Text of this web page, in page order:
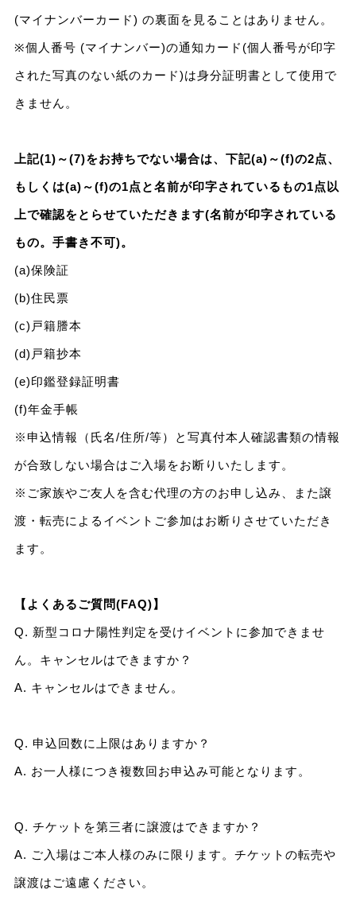
(マイナンバーカード) の裏面を見ることはありません。
※個人番号 (マイナンバー)の通知カード(個人番号が印字
された写真のない紙のカード)は身分証明書として使用で
きません。
上記(1)～(7)をお持ちでない場合は、下記(a)～(f)の2点、
もしくは(a)～(f)の1点と名前が印字されているもの1点以
上で確認をとらせていただきます(名前が印字されている
もの。手書き不可)。
(a)保険証
(b)住民票
(c)戸籍謄本
(d)戸籍抄本
(e)印鑑登録証明書
(f)年金手帳
※申込情報（氏名/住所/等）と写真付本人確認書類の情報
が合致しない場合はご入場をお断りいたします。
※ご家族やご友人を含む代理の方のお申し込み、また譲
渡・転売によるイベントご参加はお断りさせていただき
ます。
【よくあるご質問(FAQ)】
Q. 新型コロナ陽性判定を受けイベントに参加できませ
ん。キャンセルはできますか？
A. キャンセルはできません。
Q. 申込回数に上限はありますか？
A. お一人様につき複数回お申込み可能となります。
Q. チケットを第三者に譲渡はできますか？
A. ご入場はご本人様のみに限ります。チケットの転売や
譲渡はご遠慮ください。